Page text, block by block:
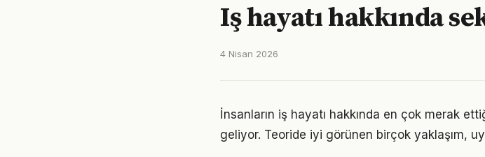
Iş hayatı hakkında
4 Nisan 2026
İnsanların iş hayatı hakkında en çok merak
geliyor. Teoride iyi görünen birçok yaklaşım,